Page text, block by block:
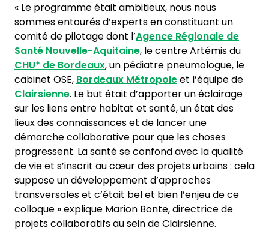
« Le programme était ambitieux, nous nous
sommes entourés d’experts en constituant un
comité de pilotage dont l’Agence Régionale de
Santé Nouvelle-Aquitaine, le centre Artémis du
CHU* de Bordeaux, un pédiatre pneumologue, le
cabinet OSE, Bordeaux Métropoleet l’équipe de
Clairsienne. Le but était d’apporter un éclairage
sur les liens entre habitat et santé, un état des
lieux des connaissances et de lancer une
démarche collaborative pour que les choses
progressent. La santé se confond avec la qualité
de vie et s’inscrit au cœur des projets urbains : cela
suppose un développement d’approches
transversales et c’était bel et bien l’enjeu de ce
colloque » explique Marion Bonte, directrice de
projets collaboratifs au sein de Clairsienne.